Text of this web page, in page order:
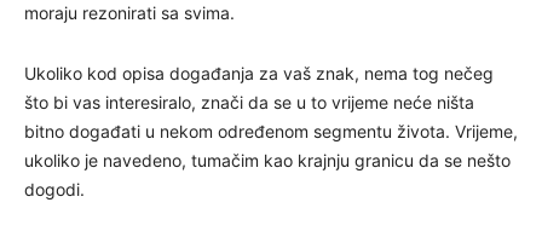
moraju rezonirati sa svima.
Ukoliko kod opisa događanja za vaš znak, nema tog nečeg
što bi vas interesiralo, znači da se u to vrijeme neće ništa
bitno događati u nekom određenom segmentu života. Vrijeme,
ukoliko je navedeno, tumačim kao krajnju granicu da se nešto
dogodi.